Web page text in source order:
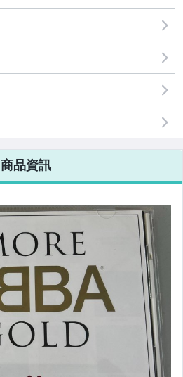
商品資訊